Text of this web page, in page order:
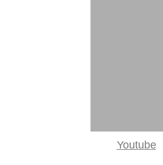
Youtube